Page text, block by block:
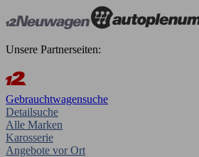
Unsere Partnerseiten:
Gebrauchtwagensuche
Detailsuche
Alle Marken
Karosserie
Angebote vor Ort